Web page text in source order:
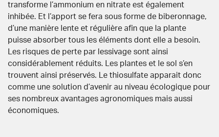
transforme l’ammonium en nitrate est également
inhibée. Et l’apport se fera sous forme de biberonnage,
d’une manière lente et régulière afin que la plante
puisse absorber tous les éléments dont elle a besoin.
Les risques de perte par lessivage sont ainsi
considérablement réduits. Les plantes et le sol s’en
trouvent ainsi préservés. Le thiosulfate apparait donc
comme une solution d’avenir au niveau écologique pour
ses nombreux avantages agronomiques mais aussi
économiques.